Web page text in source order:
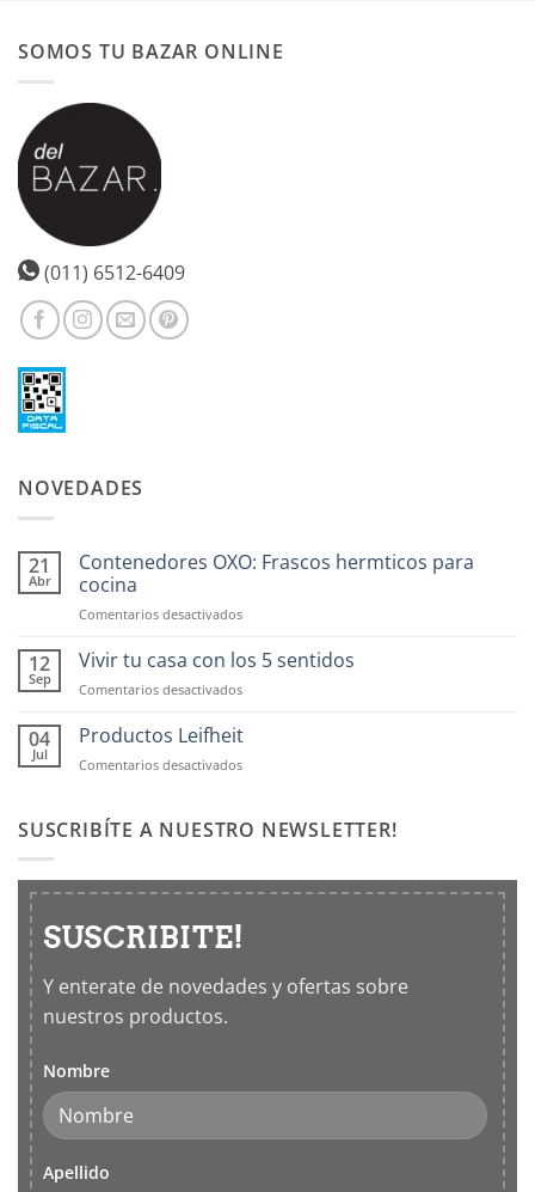
SOMOS TU BAZAR ONLINE
(011) 6512-6409
NOVEDADES
21
Abr
Contenedores OXO: Frascos hermticos para
cocina
Comentarios desactivadosen
OXO:
Frascos
hermticos
cocina
12
Sep
Vivir tu casa con los 5 sentidos
Comentarios desactivadosen
tu
casa
con
sentidos
04
Jul
Productos Leifheit
Comentarios desactivadosen
SUSCRIBÍTE A NUESTRO NEWSLETTER!
SUSCRIBITE!
Y enterate de novedades y ofertas sobre
nuestros productos.
Nombre
Apellido